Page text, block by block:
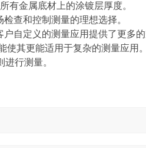
有金属底材上的涂镀层厚度。
查和控制测量的理想选择。
自定义的测量应用提供了更多
其更能适用于复杂的测量应用
行测量。